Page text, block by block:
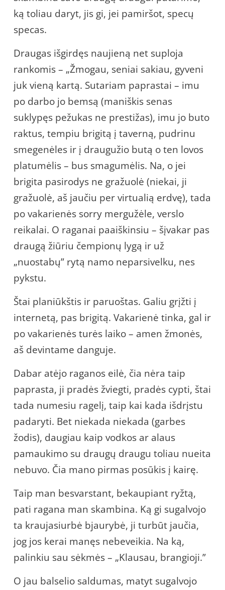
ką toliau daryt, jis gi, jei pamiršot, specų
specas.
Draugas išgirdęs naujieną net suploja
rankomis – „Žmogau, seniai sakiau, gyveni
juk vieną kartą. Sutariam paprastai – imu
po darbo jo bemsą (maniškis senas
suklypęs pežukas ne prestižas), imu jo buto
raktus, tempiu brigitą į taverną, pudrinu
smegenėles ir į draugužio butą o ten lovos
platumėlis – bus smagumėlis. Na, o jei
brigita pasirodys ne gražuolė (niekai, ji
gražuolė, aš jaučiu per virtualią erdvę), tada
po vakarienės sorry mergužėle, verslo
reikalai. O raganai paaiškinsiu – šįvakar pas
draugą žiūriu čempionų lygą ir už
„nuostabų” rytą namo neparsivelku, nes
pykstu.
Štai planiūkštis ir paruoštas. Galiu grįžti į
internetą, pas brigitą. Vakarienė tinka, gal ir
po vakarienės turės laiko – amen žmonės,
aš devintame danguje.
Dabar atėjo raganos eilė, čia nėra taip
paprasta, ji pradės žviegti, pradės cypti, štai
tada numesiu ragelį, taip kai kada išdrįstu
padaryti. Bet niekada niekada (garbes
žodis), daugiau kaip vodkos ar alaus
pamaukimo su draugų draugu toliau nueita
nebuvo. Čia mano pirmas posūkis į kairę.
Taip man besvarstant, bekaupiant ryžtą,
pati ragana man skambina. Ką gi sugalvojo
ta kraujasiurbė bjaurybė, ji turbūt jaučia,
jog jos kerai manęs nebeveikia. Na ką,
palinkiu sau sėkmės – „Klausau, brangioji.”
O jau balselio saldumas, matyt sugalvojo